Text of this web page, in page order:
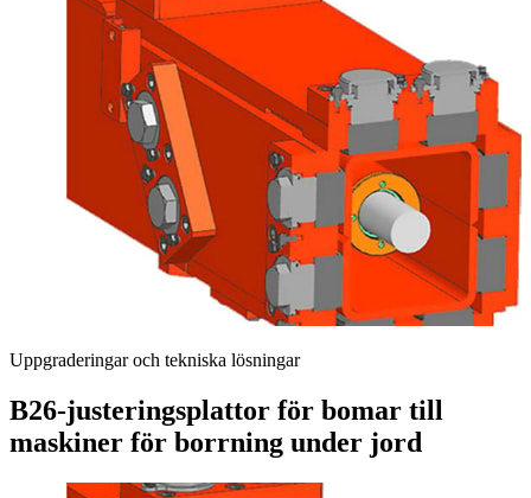
Uppgraderingar och tekniska lösningar
B26-justeringsplattor för bomar till
maskiner för borrning under jord